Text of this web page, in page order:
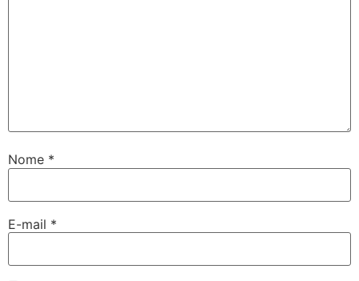
Nome *
E-mail *